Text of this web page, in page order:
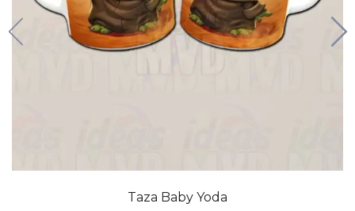
Taza Baby Yoda